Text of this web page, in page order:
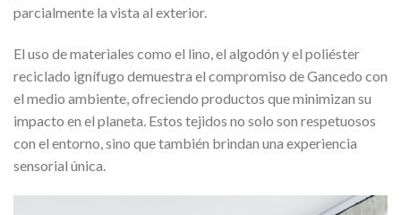
parcialmente la vista al exterior.
El uso de materiales como el lino, el algodón y el poliéster
reciclado ignífugo demuestra el compromiso de Gancedo con
el medio ambiente, ofreciendo productos que minimizan su
impacto en el planeta. Estos tejidos no solo son respetuosos
con el entorno, sino que también brindan una experiencia
sensorial única.